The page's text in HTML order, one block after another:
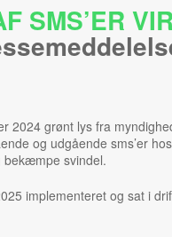
SMS’ER
2024 grønt lys fra
og udgående sms’er
bekæmpe svindel.
implementeret og sat i